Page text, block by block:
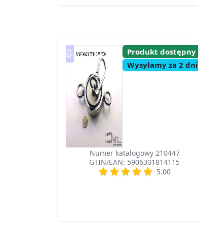
Produkt dostępny
Wysyłamy za 2 dni
Numer katalogowy 210447
GTIN/EAN: 5906301814115
5.00